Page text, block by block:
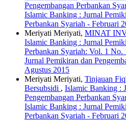
Pengembangan Perbankan
Islamic Banking : Jurnal
Perbankan Syariah - Februari
Meriyati Meriyati, MINAT
Islamic Banking : Jurnal
Perbankan Syariah: Vol. 1
Jurnal Pemikiran dan
Agustus 2015
Meriyati Meriyati, Tinjauan
Bersubsidi , Islamic Banking :
Pengembangan Perbankan
Islamic Banking : Jurnal
Perbankan Syariah - Februari